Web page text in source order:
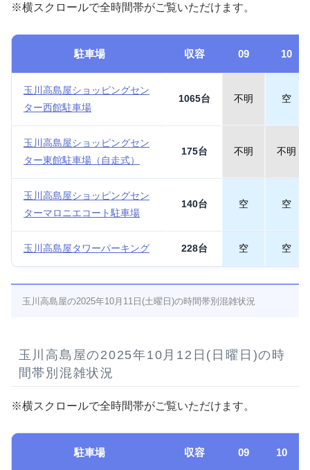
※横スクロールで全時間帯がご覧いただけます。
駐車場 収容 09 10
玉川高島屋ショッピングセン
ター西館駐車場
1065台 不明 空
玉川高島屋ショッピングセン
ター東館駐車場（自走式）
175台 不明 不明
玉川高島屋ショッピングセン
ターマロニエコート駐車場
140台 空 空
玉川高島屋タワーパーキング 228台 空 空
玉川高島屋の2025年10月11日(土曜日)の時間帯別混雑状況
玉川高島屋の2025年10月12日(日曜日)の時
間帯別混雑状況
※横スクロールで全時間帯がご覧いただけます。
駐車場 収容 09 10